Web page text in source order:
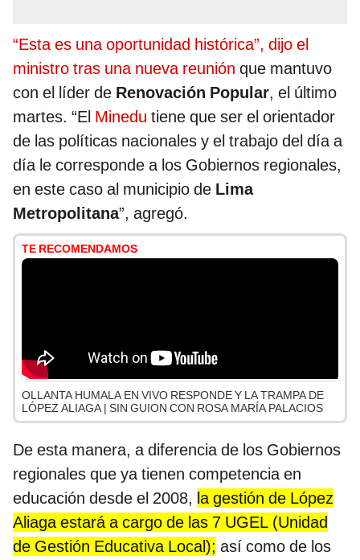
“Esta es una oportunidad histórica”, dijo el
ministro tras una nueva reunión que mantuvo
con el líder de Renovación Popular, el último
martes. “El Minedu tiene que ser el orientador
de las políticas nacionales y el trabajo del día a
día le corresponde a los Gobiernos regionales,
en este caso al municipio de Lima
Metropolitana”, agregó.
TE RECOMENDAMOS
OLLANTA HUMALA EN VIVO RESPONDE Y LA TRAMPA DE
LÓPEZ ALIAGA | SIN GUION CON ROSA MARÍA PALACIOS
De esta manera, a diferencia de los Gobiernos
regionales que ya tienen competencia en
educación desde el 2008, la gestión de López
Aliaga estará a cargo de las 7 UGEL (Unidad
de Gestión Educativa Local); así como de los